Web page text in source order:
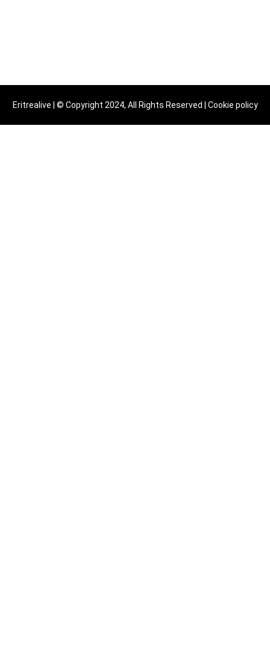
Eritrealive | © Copyright 2024, All Rights Reserved | Cookie policy